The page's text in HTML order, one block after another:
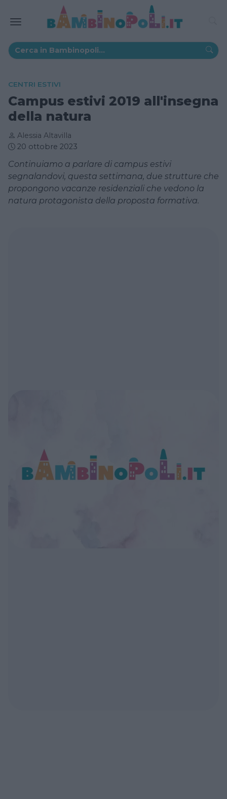
CENTRI ESTIVI
Campus estivi 2019 all'insegna
della natura
Alessia Altavilla
20 ottobre 2023
Continuiamo a parlare di campus estivi
segnalandovi, questa settimana, due strutture che
propongono vacanze residenziali che vedono la
natura protagonista della proposta formativa.